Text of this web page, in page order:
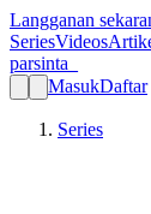
Langganan
SeriesVideos
parsinta_
MasukDaftar
Series